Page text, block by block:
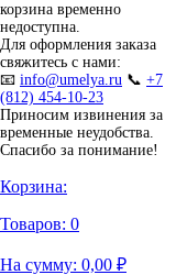
корзина временно
недоступна.
Для оформления заказа
свяжитесь с нами:
📧 info@umelya.ru 📞 +7
(812) 454-10-23
Приносим извинения за
временные неудобства.
Спасибо за понимание!
Корзина:
Товаров: 0
На сумму: 0,00 ₽